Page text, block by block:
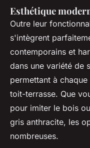
Esthétique
Outre leur
s'intègrent
contemporains et
dans une variété de
permettant à
toit-terrasse. Que
pour imiter le bois
gris anthracite, les
nombreuses.